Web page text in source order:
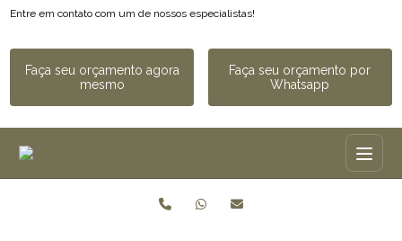
Entre em contato com um de nossos especialistas!
Faça seu orçamento agora
mesmo
Faça seu orçamento por
Whatsapp